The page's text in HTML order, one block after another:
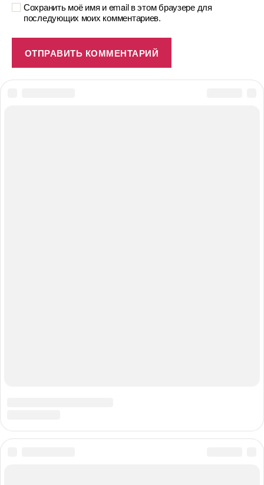
Сохранить моё имя и email в этом браузере для
последующих моих комментариев.